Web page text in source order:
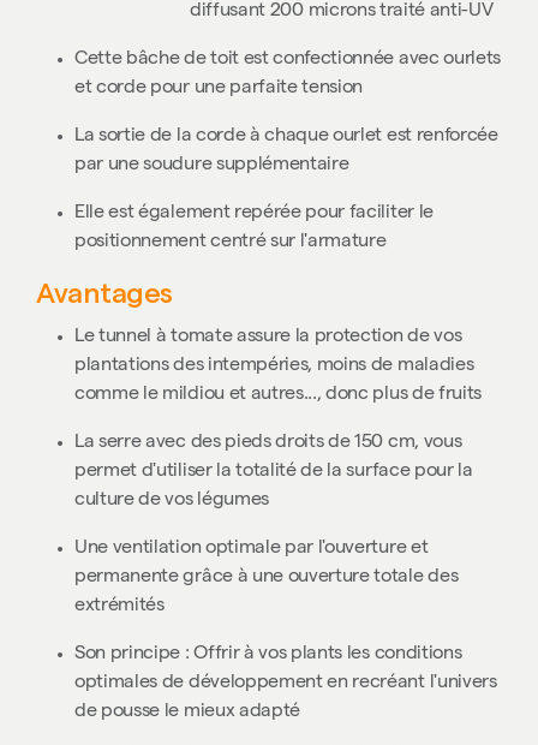
diffusant 200 microns traité anti-UV
Cette bâche de toit est confectionnée avec ourlets
et corde pour une parfaite tension
La sortie de la corde à chaque ourlet est renforcée
par une soudure supplémentaire
Elle est également repérée pour faciliter le
positionnement centré sur l'armature
Avantages
Le tunnel à tomate assure la protection de vos
plantations des intempéries, moins de maladies
comme le mildiou et autres..., donc plus de fruits
La serre avec des pieds droits de 150 cm, vous
permet d'utiliser la totalité de la surface pour la
culture de vos légumes
Une ventilation optimale par l'ouverture et
permanente grâce à une ouverture totale des
extrémités
Son principe : Offrir à vos plants les conditions
optimales de développement en recréant l'univers
de pousse le mieux adapté